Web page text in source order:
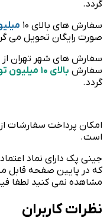
های بالای ۱۰ میلیون
تحویل می گردد.
های شهر تهران از
بالای ۱۰ میلیون تومان
پرداخت سفارشات از طریق
دارای نماد اعتماد از
پایین صفحه قابل مشاهده
نمی کنید لطفا
کاربران